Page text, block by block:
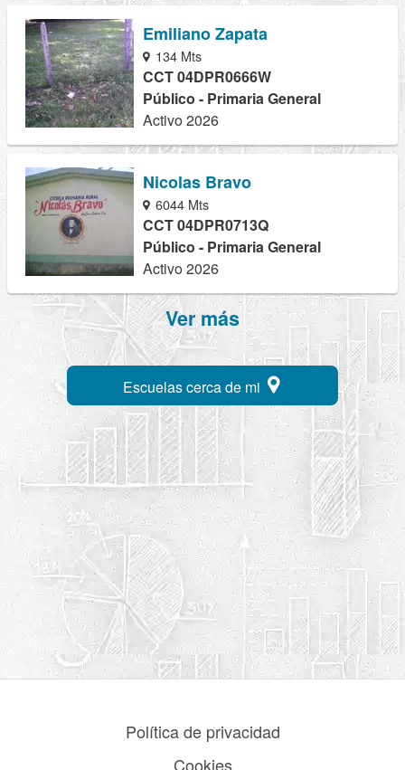
Emiliano Zapata
134 Mts
CCT 04DPR0666W
Público - Primaria General
Activo 2026
Nicolas Bravo
6044 Mts
CCT 04DPR0713Q
Público - Primaria General
Activo 2026
Ver más
Escuelas cerca de mi
Política de privacidad
Cookies